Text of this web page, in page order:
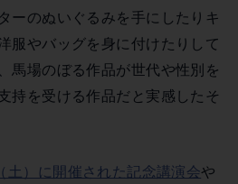
ーのぬいぐるみを手にしたりキ
服やバッグを身に付けたりして
馬場のぼる作品が世代や性別を
持を受ける作品だと実感したそ
土）に開催された記念講演会や